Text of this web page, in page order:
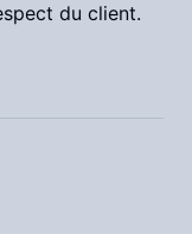
du client.